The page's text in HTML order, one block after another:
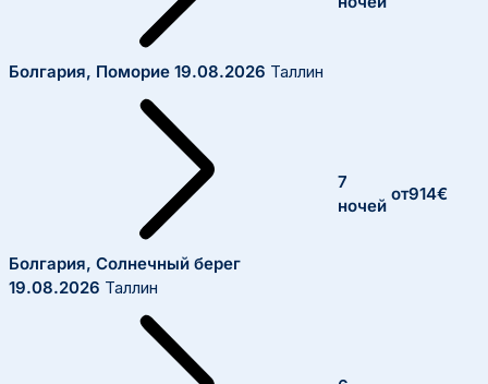
Болгария, Поморие 19.08.2026 Таллин
Болгария, Солнечный берег
19.08.2026 Таллин
7
ночей
от914€